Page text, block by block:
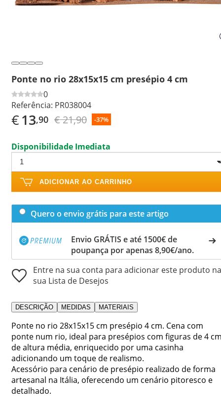
Ponte no rio 28x15x15 cm presépio 4 cm
0
Referência: PR038004
€13,90 € 21,90 -37%
Disponibilidade Imediata
ADICIONAR AO CARRINHO
Quero o envio grátis para este artigo
Envio GRÁTIS e até 1500€ de
poupança por apenas 8,90€/ano.
Entre na sua conta para adicionar este produto na
sua Lista de Desejos
DESCRIÇÃO MEDIDAS MATERIAIS
Ponte no rio 28x15x15 cm presépio 4 cm. Cena com
ponte num rio, ideal para presépios com figuras de 4
de altura média, enriquecido por uma casinha
adicionando um toque de realismo.
Acessório para cenário de presépio realizado de forma
artesanal na Itália, oferecendo um cenário pitoresco e
detalhado.